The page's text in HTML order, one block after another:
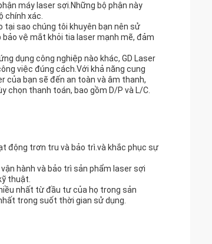
máy laser sợi.Những bộ phận này
chính xác.
tại sao chúng tôi khuyên bạn nên sử
bảo vệ mắt khỏi tia laser mạnh mẽ, đảm
dụng công nghiệp nào khác, GD Laser
việc đúng cách.Với khả năng cung
của bạn sẽ đến an toàn và âm thanh,
chọn thanh toán, bao gồm D/P và L/C.
động trơn tru và bảo trì.và khắc phục sự
hành và bảo trì sản phẩm laser sợi
thuật.
nhất từ đầu tư của họ trong sản
trong suốt thời gian sử dụng.